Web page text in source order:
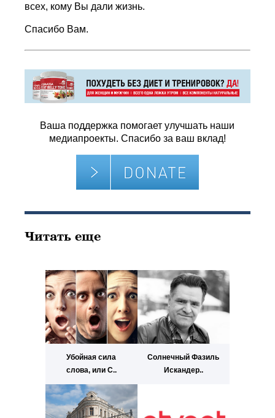
всех, кому Вы дали жизнь.
Спасибо Вам.
Ваша поддержка помогает улучшать наши
медиапроекты. Спасибо за ваш вклад!
Читать еще
Убойная сила
слова, или С..
Солнечный Фазиль
Искандер..